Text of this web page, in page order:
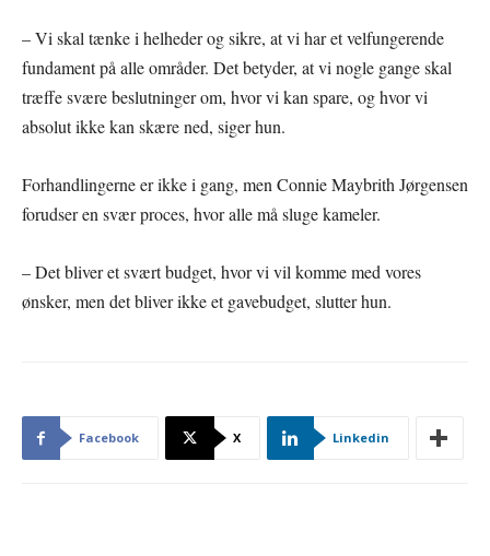
– Vi skal tænke i helheder og sikre, at vi har et velfungerende
fundament på alle områder. Det betyder, at vi nogle gange skal
træffe svære beslutninger om, hvor vi kan spare, og hvor vi
absolut ikke kan skære ned, siger hun.
Forhandlingerne er ikke i gang, men Connie Maybrith Jørgensen
forudser en svær proces, hvor alle må sluge kameler.
– Det bliver et svært budget, hvor vi vil komme med vores
ønsker, men det bliver ikke et gavebudget, slutter hun.
Facebook X Linkedin